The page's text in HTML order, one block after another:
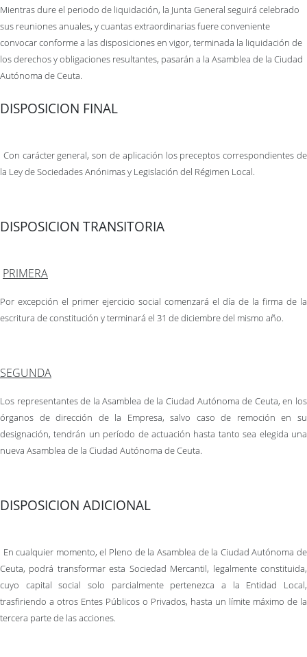
Mientras dure el periodo de liquidación, la Junta General seguirá celebrado
sus reuniones anuales, y cuantas extraordinarias fuere conveniente
convocar conforme a las disposiciones en vigor, terminada la liquidación de
los derechos y obligaciones resultantes, pasarán a la Asamblea de la Ciudad
Autónoma de Ceuta.
DISPOSICION FINAL
Con carácter general, son de aplicación los preceptos correspondientes de
la Ley de Sociedades Anónimas y Legislación del Régimen Local.
DISPOSICION TRANSITORIA
PRIMERA
Por excepción el primer ejercicio social comenzará el día de la firma de la
escritura de constitución y terminará el 31 de diciembre del mismo año.
SEGUNDA
Los representantes de la Asamblea de la Ciudad Autónoma de Ceuta, en los
órganos de dirección de la Empresa, salvo caso de remoción en su
designación, tendrán un período de actuación hasta tanto sea elegida una
nueva Asamblea de la Ciudad Autónoma de Ceuta.
DISPOSICION ADICIONAL
En cualquier momento, el Pleno de la Asamblea de la Ciudad Autónoma de
Ceuta, podrá transformar esta Sociedad Mercantil, legalmente constituida,
cuyo capital social solo parcialmente pertenezca a la Entidad Local,
trasfiriendo a otros Entes Públicos o Privados, hasta un límite máximo de la
tercera parte de las acciones.